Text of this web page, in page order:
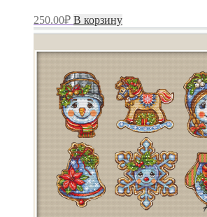
250.00₽ В корзину